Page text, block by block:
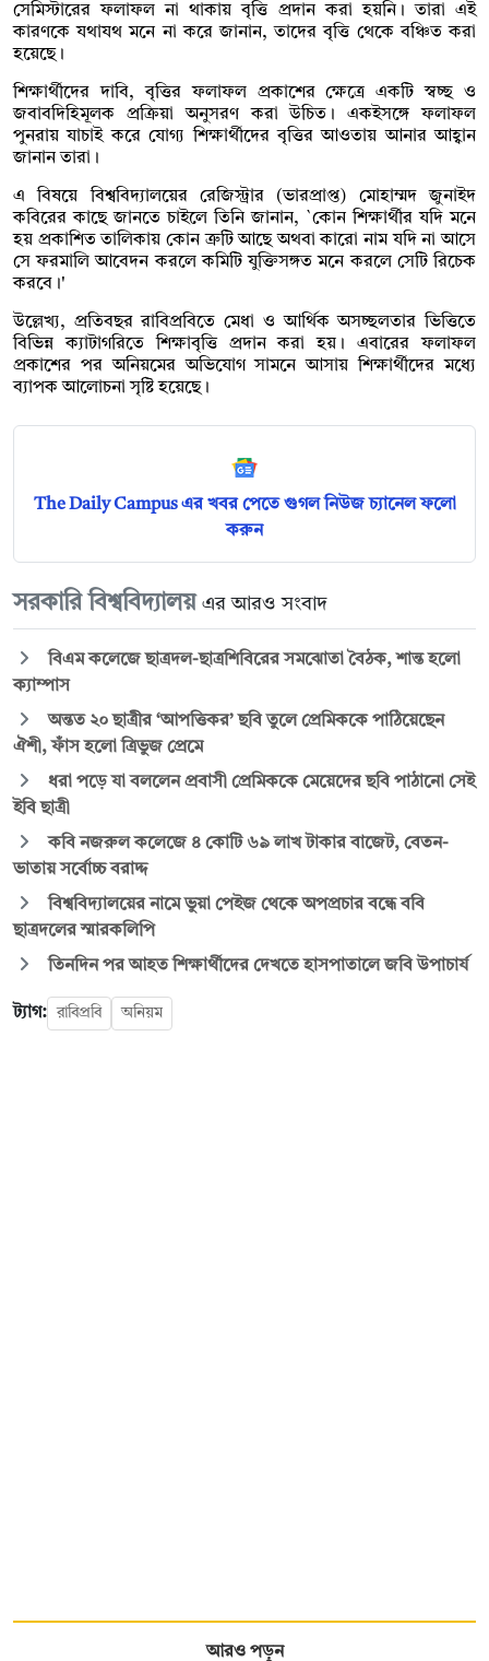
সেমিস্টারের ফলাফল না থাকায় বৃত্তি প্রদান করা হয়নি। তারা এই
কারণকে যথাযথ মনে না করে জানান, তাদের বৃত্তি থেকে বঞ্চিত করা
হয়েছে।
শিক্ষার্থীদের দাবি, বৃত্তির ফলাফল প্রকাশের ক্ষেত্রে একটি স্বচ্ছ ও
জবাবদিহিমূলক প্রক্রিয়া অনুসরণ করা উচিত। একইসঙ্গে ফলাফল
পুনরায় যাচাই করে যোগ্য শিক্ষার্থীদের বৃত্তির আওতায় আনার আহ্বান
জানান তারা।
এ বিষয়ে বিশ্ববিদ্যালয়ের রেজিস্ট্রার (ভারপ্রাপ্ত) মোহাম্মদ জুনাইদ
কবিরের কাছে জানতে চাইলে তিনি জানান, `কোন শিক্ষার্থীর যদি মনে
হয় প্রকাশিত তালিকায় কোন ত্রুটি আছে অথবা কারো নাম যদি না আসে
সে ফরমালি আবেদন করলে কমিটি যুক্তিসঙ্গত মনে করলে সেটি রিচেক
করবে।'
উল্লেখ্য, প্রতিবছর রাবিপ্রবিতে মেধা ও আর্থিক অসচ্ছলতার ভিত্তিতে
বিভিন্ন ক্যাটাগরিতে শিক্ষাবৃত্তি প্রদান করা হয়। এবারের ফলাফল
প্রকাশের পর অনিয়মের অভিযোগ সামনে আসায় শিক্ষার্থীদের মধ্যে
ব্যাপক আলোচনা সৃষ্টি হয়েছে।
The Daily Campus এর খবর পেতে গুগল নিউজ চ্যানেল ফলো
করুন
সরকারি বিশ্ববিদ্যালয় এর আরও সংবাদ
বিএম কলেজে ছাত্রদল-ছাত্রশিবিরের সমঝোতা বৈঠক, শান্ত হলো
ক্যাম্পাস
অন্তত ২০ ছাত্রীর ‘আপত্তিকর’ ছবি তুলে প্রেমিককে পাঠিয়েছেন
ঐশী, ফাঁস হলো ত্রিভুজ প্রেমে
ধরা পড়ে যা বললেন প্রবাসী প্রেমিককে মেয়েদের ছবি পাঠানো সেই
ইবি ছাত্রী
কবি নজরুল কলেজে ৪ কোটি ৬৯ লাখ টাকার বাজেট, বেতন-
ভাতায় সর্বোচ্চ বরাদ্দ
বিশ্ববিদ্যালয়ের নামে ভুয়া পেইজ থেকে অপপ্রচার বন্ধে ববি
ছাত্রদলের স্মারকলিপি
তিনদিন পর আহত শিক্ষার্থীদের দেখতে হাসপাতালে জবি উপাচার্য
ট্যাগ: রাবিপ্রবি অনিয়ম
আরও পড়ুন